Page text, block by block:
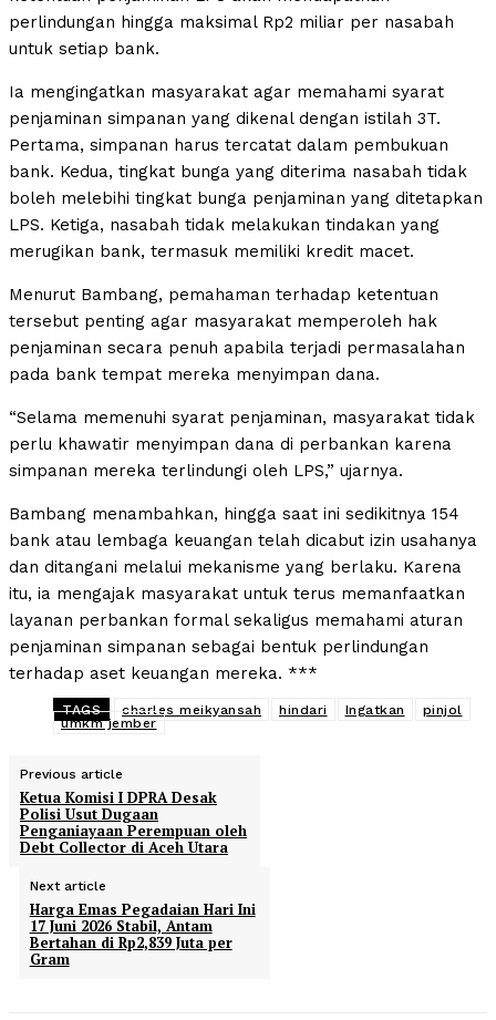
perlindungan hingga maksimal Rp2 miliar per nasabah
untuk setiap bank.
Ia mengingatkan masyarakat agar memahami syarat
penjaminan simpanan yang dikenal dengan istilah 3T.
Pertama, simpanan harus tercatat dalam pembukuan
bank. Kedua, tingkat bunga yang diterima nasabah tidak
boleh melebihi tingkat bunga penjaminan yang ditetapkan
LPS. Ketiga, nasabah tidak melakukan tindakan yang
merugikan bank, termasuk memiliki kredit macet.
Menurut Bambang, pemahaman terhadap ketentuan
tersebut penting agar masyarakat memperoleh hak
penjaminan secara penuh apabila terjadi permasalahan
pada bank tempat mereka menyimpan dana.
“Selama memenuhi syarat penjaminan, masyarakat tidak
perlu khawatir menyimpan dana di perbankan karena
simpanan mereka terlindungi oleh LPS,” ujarnya.
Bambang menambahkan, hingga saat ini sedikitnya 154
bank atau lembaga keuangan telah dicabut izin usahanya
dan ditangani melalui mekanisme yang berlaku. Karena
itu, ia mengajak masyarakat untuk terus memanfaatkan
layanan perbankan formal sekaligus memahami aturan
penjaminan simpanan sebagai bentuk perlindungan
terhadap aset keuangan mereka. ***
TAGS charles meikyansah hindari Ingatkan
pinjol
umkm jember
Previous article
Ketua Komisi I DPRA Desak
Polisi Usut Dugaan
Penganiayaan Perempuan oleh
Debt Collector di Aceh Utara
Next article
Harga Emas Pegadaian Hari Ini
17 Juni 2026 Stabil, Antam
Bertahan di Rp2,839 Juta per
Gram